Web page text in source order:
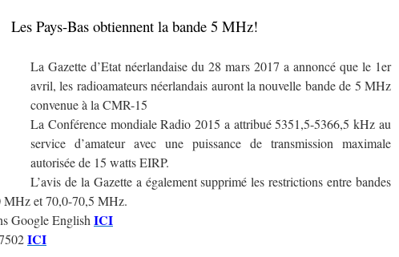
Les Pays-Bas obtiennent la bande 5 MHz!
La Gazette d’Etat néerlandaise du 28 mars 2017 a annoncé que le 1er
avril, les radioamateurs néerlandais auront la nouvelle bande de 5 MHz
convenue à la CMR-15
La Conférence mondiale Radio 2015 a attribué 5351,5-5366,5 kHz au
service d’amateur avec une puissance de transmission maximale
autorisée de 15 watts EIRP.
L’avis de la Gazette a également supprimé les restrictions entre bandes
MHz et 70,0-70,5 MHz.
Google English ICI
ICI